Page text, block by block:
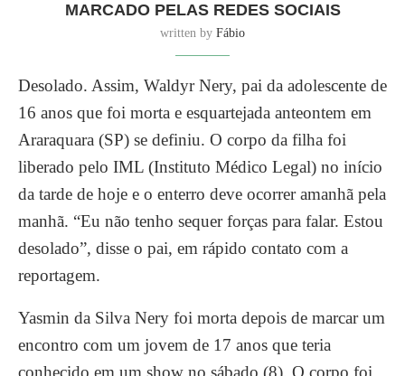
MARCADO PELAS REDES SOCIAIS
written by Fábio
Desolado. Assim, Waldyr Nery, pai da adolescente de
16 anos que foi morta e esquartejada anteontem em
Araraquara (SP) se definiu. O corpo da filha foi
liberado pelo IML (Instituto Médico Legal) no início
da tarde de hoje e o enterro deve ocorrer amanhã pela
manhã. “Eu não tenho sequer forças para falar. Estou
desolado”, disse o pai, em rápido contato com a
reportagem.
Yasmin da Silva Nery foi morta depois de marcar um
encontro com um jovem de 17 anos que teria
conhecido em um show no sábado (8). O corpo foi